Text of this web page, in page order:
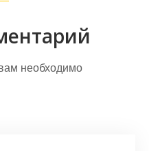
необходимо